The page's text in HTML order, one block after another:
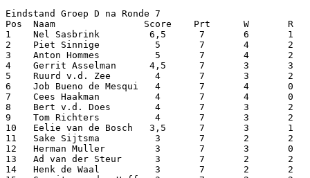
Eindstand Groep D na Ronde 7
Pos  Naam                Score    Prt      W       R
1    Nel Sasbrink         6,5      7       6       1
2    Piet Sinnige          5       7       4       2
3    Anton Hommes          5       7       4       2
4    Gerrit Asselman      4,5      7       3       3
5    Ruurd v.d. Zee        4       7       3       2
6    Job Bueno de Mesqui   4       7       4       0
7    Cees Haakman          4       7       4       0
8    Bert v.d. Does        4       7       3       2
9    Tom Richters          4       7       3       2
10   Eelie van de Bosch   3,5      7       3       1
11   Sake Sijtsma          3       7       2       2
12   Herman Muller         3       7       3       0
13   Ad van der Steur      3       7       2       2
14   Henk de Waal          3       7       2       2